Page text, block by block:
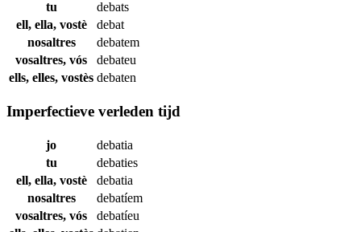
tu
debats
ell, ella, vostè
debat
nosaltres
debatem
vosaltres, vós
debateu
ells, elles, vostès debaten
Imperfectieve verleden tijd
jo
debatia
tu
debaties
ell, ella, vostè
debatia
nosaltres
debatíem
vosaltres, vós
debatíeu